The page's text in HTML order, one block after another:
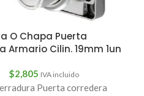
O Chapa Puerta
Armario Cilin. 19mm 1un
$2,805 IVA incluido
Puerta corredera